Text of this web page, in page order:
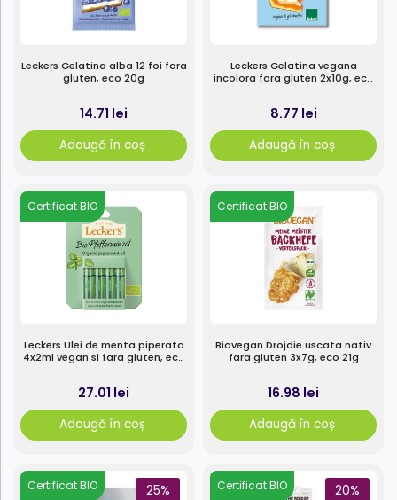
Leckers Gelatina alba 12 foi fara
gluten, eco 20g
14.71 lei
Adaugă în coș
Leckers Gelatina vegana
incolora fara gluten 2x10g, eco
8.77 lei
Adaugă în coș
Certificat BIO
Leckers Ulei de menta piperata
4x2ml vegan si fara gluten, eco
27.01 lei
Adaugă în coș
Certificat BIO
Biovegan Drojdie uscata nativ
fara gluten 3x7g, eco 21g
16.98 lei
Adaugă în coș
25%
Certificat BIO 20%
Certificat BIO